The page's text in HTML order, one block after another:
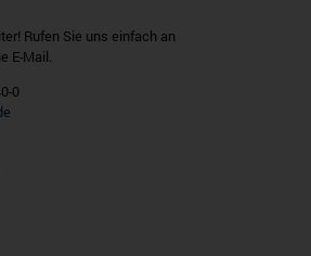
Rufen Sie uns einfach an
E-Mail.
0